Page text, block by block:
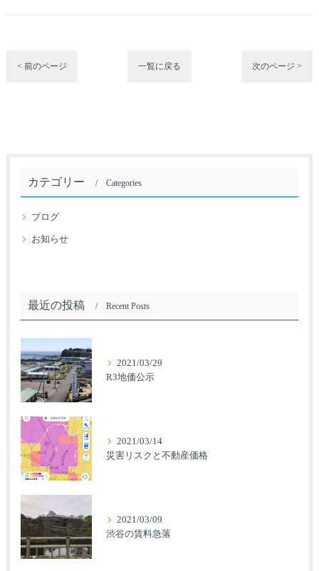
< 前のページ 一覧に戻る 次のページ >
カテゴリー Categories
ブログ
お知らせ
最近の投稿 Recent Posts
2021/03/29
R3地価公示
2021/03/14
災害リスクと不動産価格
2021/03/09
渋谷の賃料急落